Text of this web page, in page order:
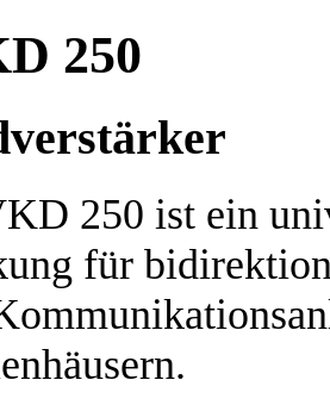
250
250 ist ein
für